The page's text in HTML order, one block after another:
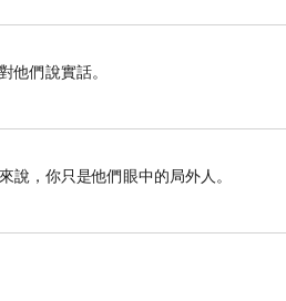
他們說實話。
說，你只是他們眼中的局外人。